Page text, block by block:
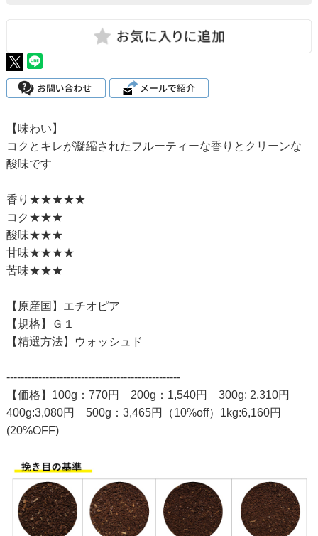
【味わい】
コクとキレが凝縮されたフルーティーな香りとクリーンな
酸味です
香り★★★★★
コク★★★
酸味★★★
甘味★★★★
苦味★★★
【原産国】エチオピア
【規格】Ｇ１
【精選方法】ウォッシュド
-------------------------------------------------
【価格】100g：770円 200g：1,540円 300g: 2,310円
400g:3,080円 500g：3,465円（10%off）1kg:6,160円
(20%OFF)